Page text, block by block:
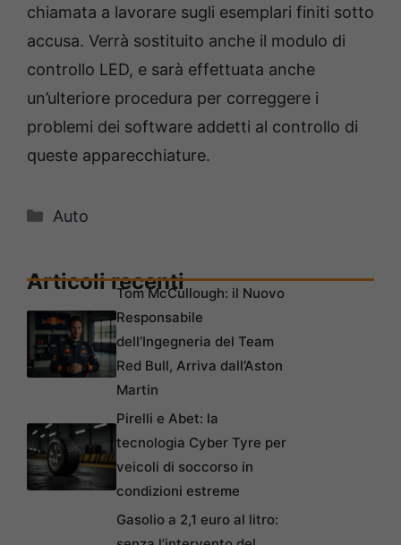
chiamata a lavorare sugli esemplari finiti sotto
accusa. Verrà sostituito anche il modulo di
controllo LED, e sarà effettuata anche
un’ulteriore procedura per correggere i
problemi dei software addetti al controllo di
queste apparecchiature.
Categorie
Auto
Articoli recentiTom McCullough: il Nuovo
Responsabile
dell’Ingegneria del Team
Red Bull, Arriva dall’Aston
Martin
Pirelli e Abet: la
tecnologia Cyber Tyre per
veicoli di soccorso in
condizioni estreme
Gasolio a 2,1 euro al litro: